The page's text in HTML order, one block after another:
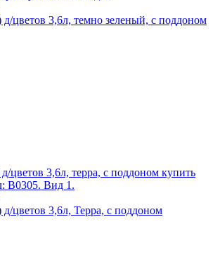
3,6л, темно зеленый, с поддоном
3,6л, Терра, с поддоном